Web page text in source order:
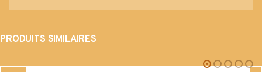
PRODUITS SIMILAIRES